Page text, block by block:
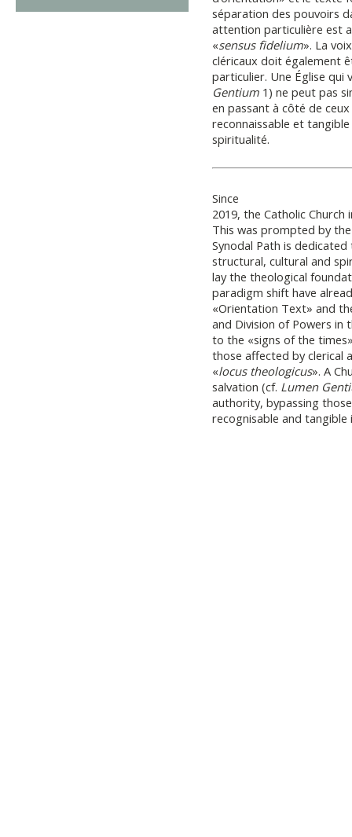
séparation des pouvoirs
attention particulière est
«sensus fidelium». La
cléricaux doit également
particulier. Une Église
Gentium 1) ne peut pas
en passant à côté de
reconnaissable et
spiritualité.
Since
2019, the Catholic Church
This was prompted by
Synodal Path is
structural, cultural and
lay the theological
paradigm shift have
«Orientation Text» and
and Division of Powers in
to the «signs of the
those affected by clerical
«locus theologicus». A
salvation (cf. Lumen
authority, bypassing
recognisable and